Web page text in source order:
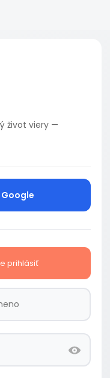
život viery —
prihlásiť